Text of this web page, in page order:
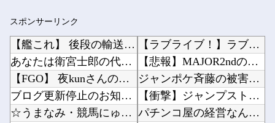
スポンサーリンク
【艦これ】 後段の輸送はおつらくないのか
あなたは衛宮士郎の代わりに五次に挑むようです 第411話
【FGO】 夜kunさんのモルガンイラスト！！ 蝶の羽好きです！
ブログ更新停止のお知らせ
☆うまなみ・競馬にゅーす速報 終了のお知らせ
【ラブライブ！】ラブカ、ドスケベ水着CM他
【悲報】MAJOR2ndの佐藤寿也の息子、姑息すぎてしまい炎上他
ジャンポケ斉藤の被害女性「バウムクーヘン売ったりTikTokライブしててムカついたから示談...
【衝撃】ジャンプストアで大量注文→キャンセルを繰り返した32歳女を逮捕 238アカウント、...
パチンコ屋の経営なんてそんな難しくなくね？近隣店舗よりちょっと多めに出しておけば勝手に客...